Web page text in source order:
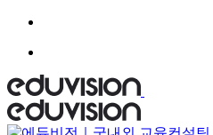
Skip
to
content